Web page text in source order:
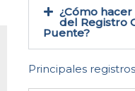
¿Cómo
del Registro
Puente​?
Principales